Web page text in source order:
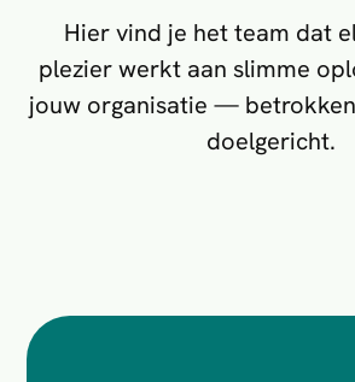
Hier vind je het team dat
plezier werkt aan slimme
jouw organisatie —
doelgericht.